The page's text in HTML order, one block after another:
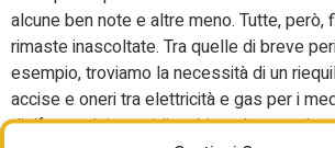
alcune ben note e altre meno. Tutte, però,
rimaste inascoltate. Tra quelle di breve
esempio, troviamo la necessità di un
accise e oneri tra elettricità e gas per i
di riforma dei sussidi ambientalmente